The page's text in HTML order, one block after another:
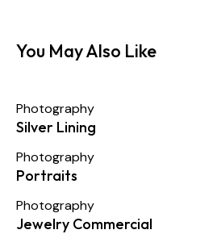
You May Also Like
Photography
Silver Lining
Photography
Portraits
Photography
Jewelry Commercial